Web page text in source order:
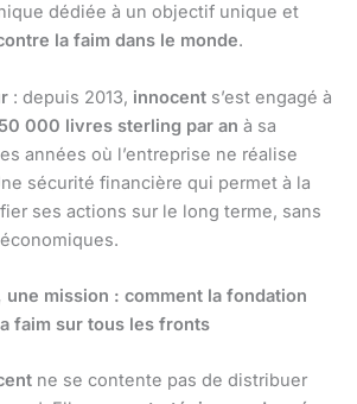
dédiée à un objectif unique et
la faim dans le monde.
: depuis 2013, innocent s’est engagé à
000 livres sterling par an à sa
années où l’entreprise ne réalise
sécurité financière qui permet à la
ses actions sur le long terme, sans
mission : comment la fondation
faim sur tous les fronts
ne se contente pas de distribuer